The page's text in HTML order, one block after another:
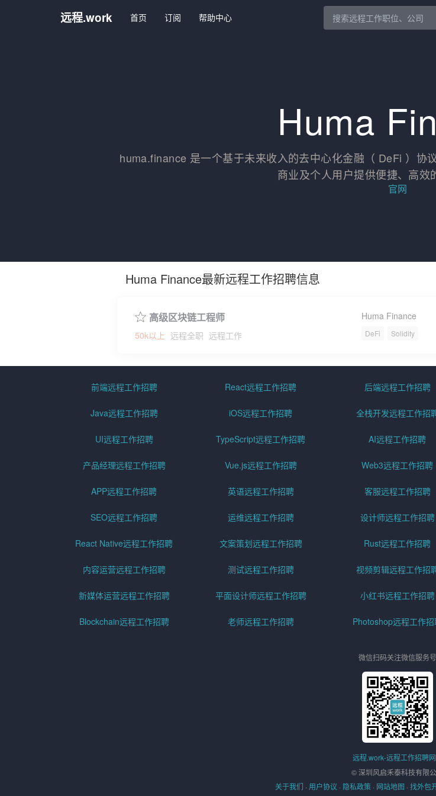
远程.work 首页 订阅 帮助中心
Huma
huma.finance 是一个基于未来收入的去中心化金融（ DeFi ）协
商业及个人用户提供便捷、高效
官网
Huma Finance最新远程工作招聘信息
高级区块链工程师
50k以上 远程全职 远程工作
Huma Finance
DeFi Solidity
前端远程工作招聘 React远程工作招聘 后端远程工作招聘
Java远程工作招聘 iOS远程工作招聘 全栈开发远程工作招
UI远程工作招聘 TypeScript远程工作招聘 AI远程工作招聘
产品经理远程工作招聘 Vue.js远程工作招聘 Web3远程工作招聘
APP远程工作招聘 英语远程工作招聘 客服远程工作招聘
SEO远程工作招聘 运维远程工作招聘 设计师远程工作招聘
React Native远程工作招聘 文案策划远程工作招聘 Rust远程工作招聘
内容运营远程工作招聘 测试远程工作招聘 视频剪辑远程工作招
新媒体运营远程工作招聘 平面设计师远程工作招聘 小红书远程工作招聘
Blockchain远程工作招聘 老师远程工作招聘 Photoshop远程工作
微信扫码关注微信服务号
远程.work-远程工作招聘
© 深圳风启禾泰科技有限
关于我们 · 用户协议 · 隐私政策 · 网站地图 · 找外包